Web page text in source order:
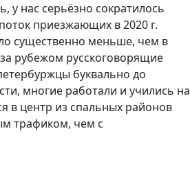
у нас серьёзно сократилось
приезжающих в 2020 г.
существенно меньше, чем в
рубежом русскоговорящие
буквально до
многие работали и учились на
в центр из спальных районов
трафиком, чем с